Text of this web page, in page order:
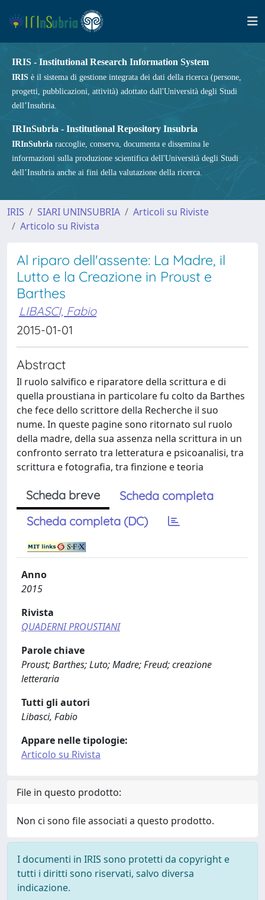
IRIS - Institutional Research Information System
IRIS è il sistema di gestione integrata dei dati della ricerca (persone,
progetti, pubblicazioni, attività) adottato dall'Università degli Studi
dell’Insubria.
IRInSubria - Institutional Repository Insubria
IRInSubria raccoglie, conserva, documenta e dissemina le
informazioni sulla produzione scientifica dell'Università degli Studi
dell’Insubria anche ai fini della valutazione della ricerca.
IRIS SIARI UNINSUBRIA
Articoli su Riviste
Articolo su Rivista
Al riparo dell'assente: La Madre, il
Lutto e la Creazione in Proust e
Barthes
LIBASCI, Fabio
2015-01-01
Abstract
Il ruolo salvifico e riparatore della scrittura e di
quella proustiana in particolare fu colto da Barthes
che fece dello scrittore della Recherche il suo
nume. In queste pagine sono ritornato sul ruolo
della madre, della sua assenza nella scrittura in un
confronto serrato tra letteratura e psicoanalisi, tra
scrittura e fotografia, tra finzione e teoria
Scheda breve
Scheda completa
Scheda completa (DC)
Anno
2015
Rivista
QUADERNI PROUSTIANI
Parole chiave
Proust; Barthes; Luto; Madre; Freud; creazione
letteraria
Tutti gli autori
Libasci, Fabio
Appare nelle tipologie:
Articolo su Rivista
File in questo prodotto:
Non ci sono file associati a questo prodotto.
I documenti in IRIS sono protetti da copyright e
tutti i diritti sono riservati, salvo diversa
indicazione.